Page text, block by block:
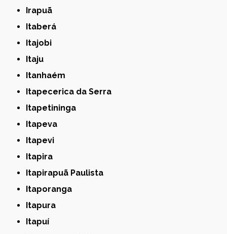
Irapuã
Itaberá
Itajobi
Itaju
Itanhaém
Itapecerica da Serra
Itapetininga
Itapeva
Itapevi
Itapira
Itapirapuã Paulista
Itaporanga
Itapura
Itapuí